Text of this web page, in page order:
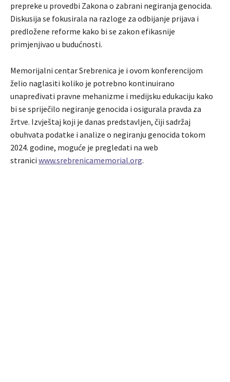
prepreke u provedbi Zakona o zabrani negiranja genocida.
Diskusija se fokusirala na razloge za odbijanje prijava i
predložene reforme kako bi se zakon efikasnije
primjenjivao u budućnosti.
Memorijalni centar Srebrenica je i ovom konferencijom
želio naglasiti koliko je potrebno kontinuirano
unapređivati pravne mehanizme i medijsku edukaciju kako
bi se spriječilo negiranje genocida i osigurala pravda za
žrtve. Izvještaj koji je danas predstavljen, čiji sadržaj
obuhvata podatke i analize o negiranju genocida tokom
2024. godine, moguće je pregledati na web
stranici www.srebrenicamemorial.org.